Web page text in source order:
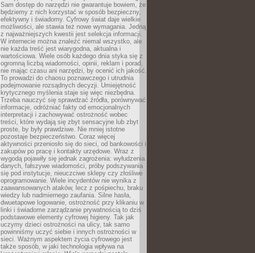
Sam dostęp do narzędzi nie gwarantuje bowiem, że
będziemy z nich korzystać w sposób bezpieczny,
efektywny i świadomy. Cyfrowy świat daje wielkie
możliwości, ale stawia też nowe wymagania. Jedną
z najważniejszych kwestii jest selekcja informacji.
W internecie można znaleźć niemal wszystko, ale
nie każda treść jest wiarygodna, aktualna i
wartościowa. Wiele osób każdego dnia styka się z
ogromną liczbą wiadomości, opinii, reklam i porad,
nie mając czasu ani narzędzi, by ocenić ich jakość.
To prowadzi do chaosu poznawczego i utrudnia
podejmowanie rozsądnych decyzji. Umiejętność
krytycznego myślenia staje się więc niezbędna.
Trzeba nauczyć się sprawdzać źródła, porównywać
informacje, odróżniać fakty od emocjonalnych
interpretacji i zachowywać ostrożność wobec
treści, które wydają się zbyt sensacyjne lub zbyt
proste, by były prawdziwe. Nie mniej istotne
pozostaje bezpieczeństwo. Coraz więcej
aktywności przeniosło się do sieci, od bankowości i
zakupów po pracę i kontakty urzędowe. Wraz z
wygodą pojawiły się jednak zagrożenia: wyłudzenia
danych, fałszywe wiadomości, próby podszywania
się pod instytucje, nieuczciwe sklepy czy złośliwe
oprogramowanie. Wiele incydentów nie wynika z
zaawansowanych ataków, lecz z pośpiechu, braku
wiedzy lub nadmiernego zaufania. Silne hasła,
dwuetapowe logowanie, ostrożność przy klikaniu w
linki i świadome zarządzanie prywatnością to dziś
podstawowe elementy cyfrowej higieny. Tak jak
uczymy dzieci ostrożności na ulicy, tak samo
powinniśmy uczyć siebie i innych ostrożności w
sieci. Ważnym aspektem życia cyfrowego jest
także sposób, w jaki technologia wpływa na